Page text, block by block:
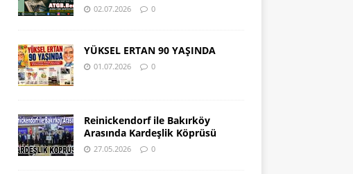
02.07.2026 0
YÜKSEL ERTAN 90 YAŞINDA
01.07.2026 0
Reinickendorf ile Bakırköy
Arasında Kardeşlik Köprüsü
27.05.2026 0